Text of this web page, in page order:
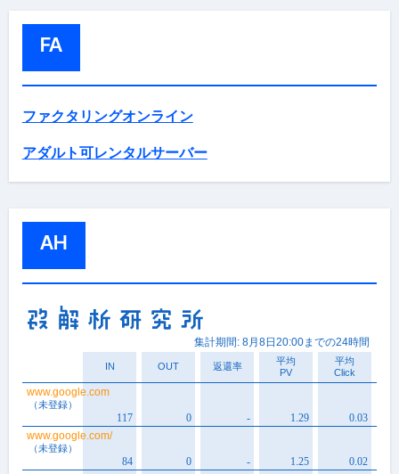
FA
ファクタリングオンライン
アダルト可レンタルサーバー
AH